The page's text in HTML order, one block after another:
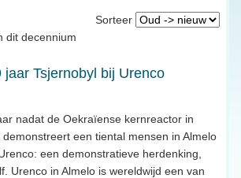
Sorteer
dit decennium
jaar Tsjernobyl bij Urenco
nadat de Oekraïense kernreactor in
een tiental mensen in Almelo
een demonstratieve herdenking,
Urenco in Almelo is wereldwijd een van